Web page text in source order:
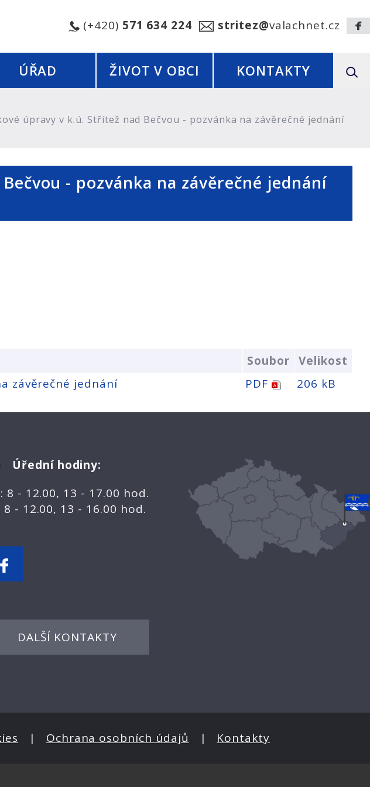
ÚŘAD ŽIVOT V OBCI KONTAKTY
(+420) 571 634 224 stritez@valachnet.cz
úpravy v k.ú. Střítež nad Bečvou - pozvánka na závěrečné jednání
- pozvánka na závěrečné jednání
Soubor
Velikost
závěrečné jednání
PDF 206 kB
Úřední hodiny:
8 - 12.00, 13 - 17.00 hod.
8 - 12.00, 13 - 16.00 hod.
DALŠÍ KONTAKTY
| Ochrana osobních údajů | Kontakty